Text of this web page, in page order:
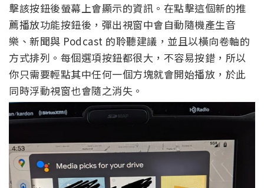
擊該按鈕後螢幕上會顯示的資訊。在點擊這個新的推
薦播放功能按鈕後，彈出視窗中會自動隨機產生音
樂、新聞與 Podcast 的聆聽建議，並且以橫向卷軸的
方式排列。每個選項按鈕都很大，不容易按錯，所以
你只需要輕點其中任何一個方塊就會開始播放，於此
同時浮動視窗也會隨之消失。